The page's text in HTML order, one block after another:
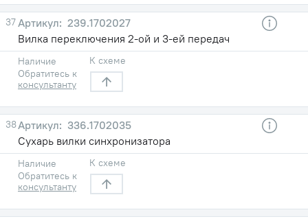
37
239.1702027
Вилка переключения 2-ой и 3-ей передач
Наличие
Обратитесь к
консультанту
К схеме
38
336.1702035
Сухарь вилки синхронизатора
Наличие
Обратитесь к
консультанту
К схеме